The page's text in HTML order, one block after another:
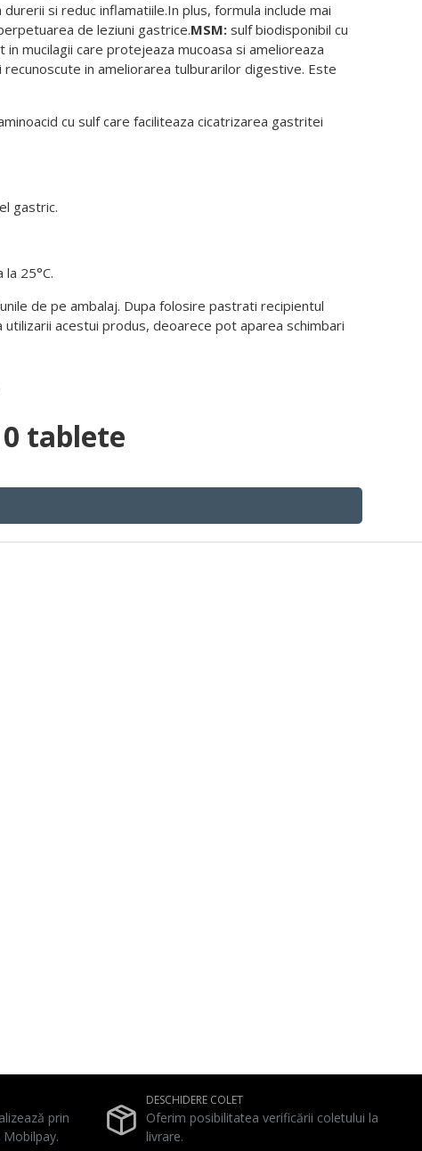
si reduc inflamatiile.In plus, formula include mai
de leziuni gastrice.MSM: sulf biodisponibil cu
in mucilagii care protejeaza mucoasa si amelioreaza
recunoscute in ameliorarea tulburarilor digestive. Este
cu sulf care faciliteaza cicatrizarea gastritei
gastric.
25°C.
de pe ambalaj. Dupa folosire pastrati recipientul
acestui produs, deoarece pot aparea schimbari
tablete
prin
DESCHIDERE COLET
Oferim posibilitatea verificării coletului la
livrare.